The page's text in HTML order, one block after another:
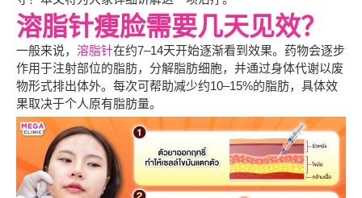
溶脂针瘦脸需要几天见效？
一般来说， 溶脂针在约7–14天开始逐渐看到效果。药物会逐步
作用于注射部位的脂肪，分解脂肪细胞，并通过身体代谢以废
物形式排出体外。每次可帮助减少约10–15%的脂肪，具体效
果取决于个人原有脂肪量。